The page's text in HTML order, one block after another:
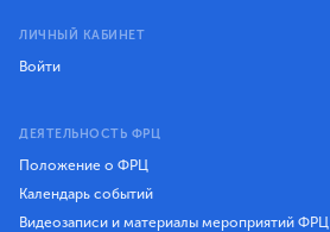
ЛИЧНЫЙ КАБИНЕТ
Войти
ДЕЯТЕЛЬНОСТЬ ФРЦ
Положение о ФРЦ
Календарь событий
Видеозаписи и материалы мероприятий ФРЦ